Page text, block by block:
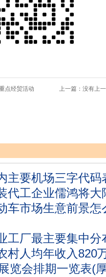
点经贸活动 上一篇：没有上一
主要机场三字代码
代工企业儒鸿将
车市场生意前景怎
工厂最主要集中分
村人均年收入820
览会排期一览表(